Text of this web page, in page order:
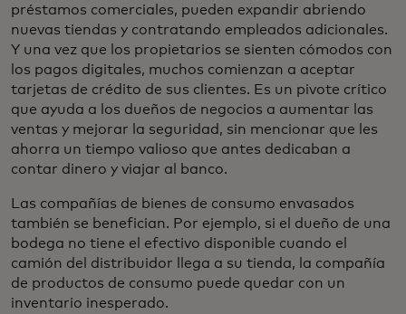
préstamos comerciales, pueden expandir abriendo
nuevas tiendas y contratando empleados adicionales.
Y una vez que los propietarios se sienten cómodos con
los pagos digitales, muchos comienzan a aceptar
tarjetas de crédito de sus clientes. Es un pivote crítico
que ayuda a los dueños de negocios a aumentar las
ventas y mejorar la seguridad, sin mencionar que les
ahorra un tiempo valioso que antes dedicaban a
contar dinero y viajar al banco.
Las compañías de bienes de consumo envasados
también se benefician. Por ejemplo, si el dueño de una
bodega no tiene el efectivo disponible cuando el
camión del distribuidor llega a su tienda, la compañía
de productos de consumo puede quedar con un
inventario inesperado.